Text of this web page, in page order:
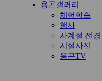
용곤갤러리
체험학습
행사
사계절 전경
시설사진
용곤TV